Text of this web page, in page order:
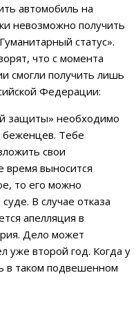
автомобиль на
невозможно получить
статус».
что с момента
смогли получить лишь
Федерации:
защиты» необходимо
беженцев. Тебе
свои
время выносится
то его можно
В случае отказа
апелляция в
Дело может
уже второй год. Когда у
в таком подвешенном